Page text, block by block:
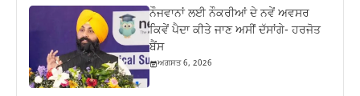
ਨੌਜਵਾਨਾਂ ਲਈ ਨੌਕਰੀਆਂ ਦੇ ਨਵੇਂ ਅਵਸਰ
ਕਿਵੇਂ ਪੈਦਾ ਕੀਤੇ ਜਾਣ ਅਸੀਂ ਦੱਸਾਂਗੇ- ਹਰਜੋਤ
ਬੈਂਸ
ਅਗਸਤ 6, 2026